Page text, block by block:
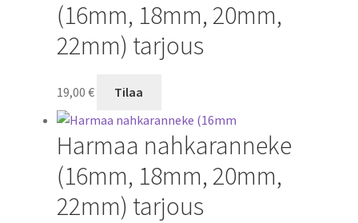
(16mm, 18mm, 20mm,
22mm) tarjous
19,00 € Tilaa
Harmaa nahkaranneke
(16mm, 18mm, 20mm,
22mm) tarjous